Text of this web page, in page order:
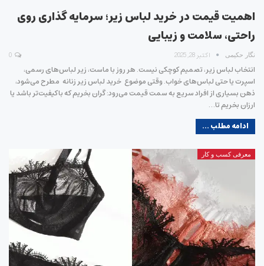
اهمیت قیمت در خرید لباس زیر؛ سرمایه‌ گذاری روی
راحتی، سلامت و زیبایی
نگار حکیمی اکتبر 28, 2025
انتخاب لباس زیر، تصمیم کوچکی نیست. هر روز با ماست، زیر لباس‌های رسمی،
اسپرت یا حتی لباس‌های خواب. وقتی موضوع خرید لباس زیر زنانه مطرح می‌شود،
ذهن بسیاری از افراد سریع به سمت قیمت می‌رود: گران بخریم که باکیفیت‌تر باشد یا
ارزان بخریم تا…
ادامه مطلب ...
معرفی کسب و کار